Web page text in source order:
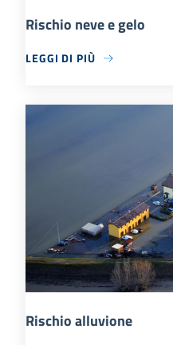
Rischio neve e gelo
LEGGI DI PIÙ
Rischio alluvione